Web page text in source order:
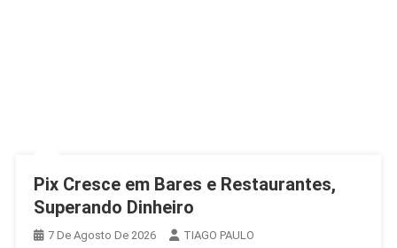
Pix Cresce em Bares e Restaurantes,
Superando Dinheiro
7 De Agosto De 2026
TIAGO PAULO